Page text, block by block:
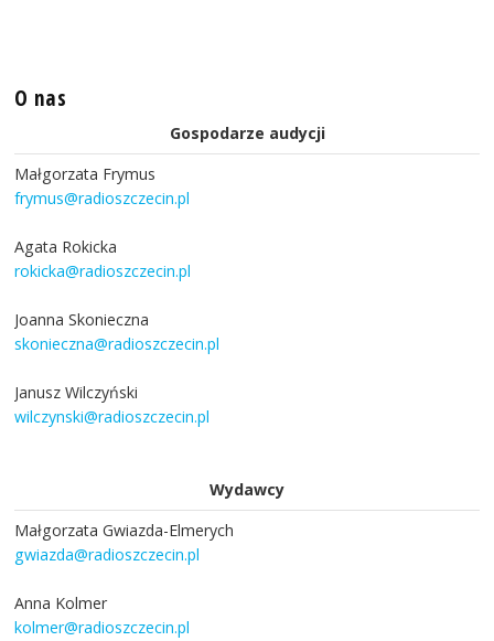
O nas
Gospodarze audycji
Małgorzata Frymus
frymus@radioszczecin.pl
Agata Rokicka
rokicka@radioszczecin.pl
Joanna Skonieczna
skonieczna@radioszczecin.pl
Janusz Wilczyński
wilczynski@radioszczecin.pl
Wydawcy
Małgorzata Gwiazda-Elmerych
gwiazda@radioszczecin.pl
Anna Kolmer
kolmer@radioszczecin.pl